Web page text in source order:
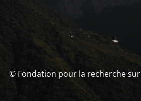
© Fondation pour la recherche